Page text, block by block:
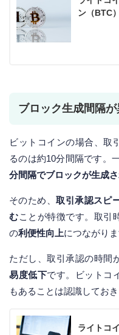
ン（BTC
ブロック生成間隔が
ビットコインの場合、取
るのは約10分間隔です。
分間隔でブロックが生成さ
そのため、取引承認スピ
むことが特徴です。取引
の利便性向上につながりま
ただし、取引承認の時間
易度低下です。ビットコ
もあることは認識しておき
ライトコ